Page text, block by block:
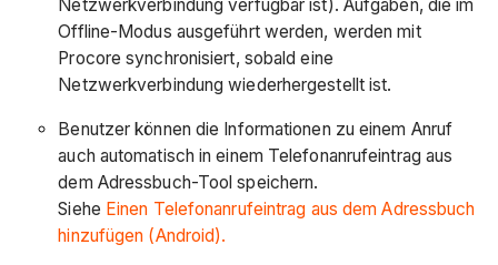
Netzwerkverbindung verfügbar ist). Aufgaben, die im
Offline-Modus ausgeführt werden, werden mit
Procore synchronisiert, sobald eine
Netzwerkverbindung wiederhergestellt ist.
Benutzer können die Informationen zu einem Anruf
auch automatisch in einem Telefonanrufeintrag aus
dem Adressbuch-Tool speichern.
Siehe Einen Telefonanrufeintrag aus dem Adressbuch
hinzufügen (Android).